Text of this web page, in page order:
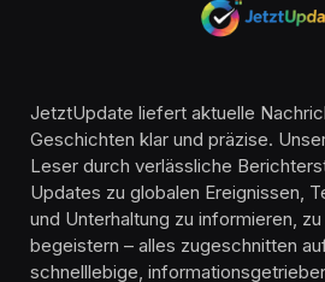
JetztUpdate liefert aktuelle
Geschichten klar und präzise.
Leser durch verlässliche
Updates zu globalen Ereignissen,
und Unterhaltung zu informieren,
begeistern – alles zugeschnitten
schnelllebige,